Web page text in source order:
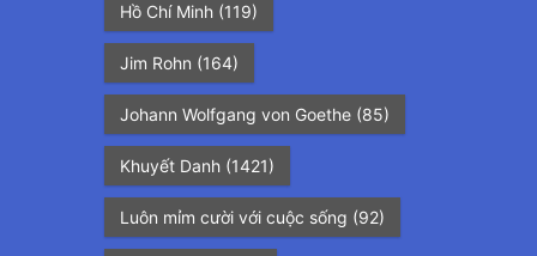
Hồ Chí Minh(119)
Jim Rohn (164)
Johann Wolfgang von Goethe(85)
Khuyết Danh(1421)
Luôn mỉm cười với cuộc sống (92)